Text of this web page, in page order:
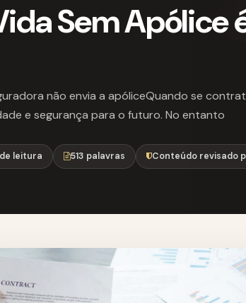
Sem Apólice
não envia a apóliceQuando se
e segurança para o futuro. No entanto
leitura 513 palavras Conteúdo revisado